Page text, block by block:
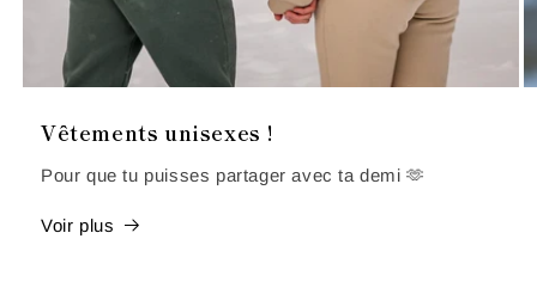
Vêtements unisexes !
Pour que tu puisses partager avec ta demi 🫶
Voir plus